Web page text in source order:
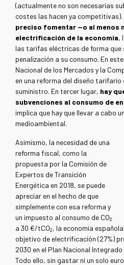
(actualmente no son necesarias
costes las hacen ya competitivas).
preciso fomentar —o al menos
electrificación de la economía,
las tarifas eléctricas de forma que
penalización a su consumo. En
Nacional de los Mercados y la
en una reforma del diseño
suministro. En tercer lugar, hay
subvenciones al consumo de
implica que hay que llevar a cabo
medioambiental.
Asimismo, la necesidad de una
reforma fiscal, como la
propuesta por la Comisión de
Expertos de Transición
Energética en 2018, se puede
apreciar en el hecho de que
simplemente con esa reforma y
un impuesto al consumo de CO2
a 30 €/tCO2, la economía
objetivo de electrificación (27%)
2030 en el Plan Nacional Integrado
Todo ello, sin gastar ni un solo